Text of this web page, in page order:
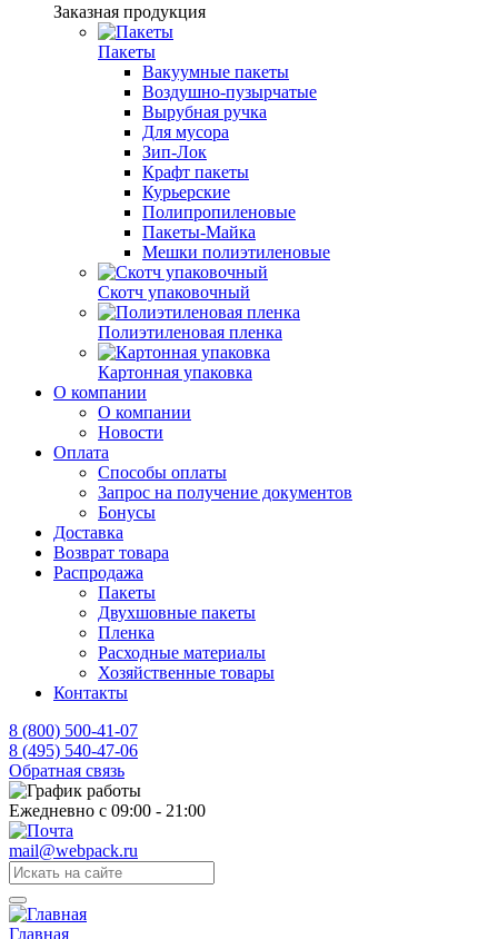
Заказная продукция
Пакеты
Вакуумные пакеты
Воздушно-пузырчатые
Вырубная ручка
Для мусора
Зип-Лок
Крафт пакеты
Курьерские
Полипропиленовые
Пакеты-Майка
Мешки полиэтиленовые
Скотч упаковочный
Полиэтиленовая пленка
Картонная упаковка
О компании
О компании
Новости
Оплата
Способы оплаты
Запрос на получение документов
Бонусы
Доставка
Возврат товара
Распродажа
Пакеты
Двухшовные пакеты
Пленка
Расходные материалы
Хозяйственные товары
Контакты
8 (800) 500-41-07
8 (495) 540-47-06
Обратная связь
Ежедневно с 09:00 - 21:00
mail@webpack.ru
Главная